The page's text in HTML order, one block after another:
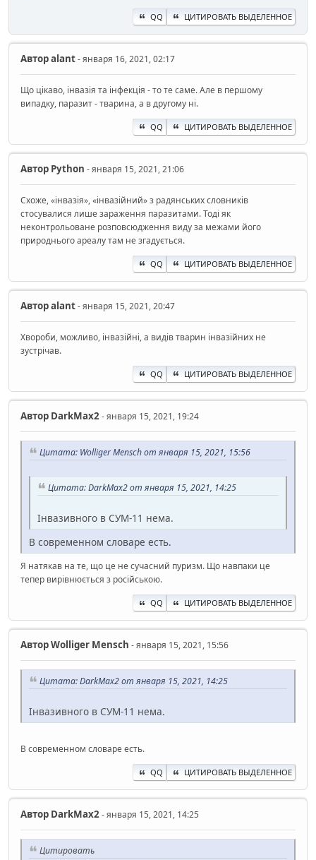
QQ ЦИТИРОВАТЬ ВЫДЕЛЕННОЕ
Авторalant- января 16, 2021, 02:17
Що цікаво, інвазія та інфекція - то те саме. Але в першому
випадку, паразит - тварина, а в другому ні.
QQ ЦИТИРОВАТЬ ВЫДЕЛЕННОЕ
Автор Python - января 15, 2021, 21:06
Схоже, «інвазія», «інвазійний» з радянських словників
стосувалися лише зараження паразитами. Тоді як
неконтрольоване розповсюдження виду за межами його
природнього ареалу там не згадується.
QQ ЦИТИРОВАТЬ ВЫДЕЛЕННОЕ
Авторalant- января 15, 2021, 20:47
Хвороби, можливо, інвазійні, а видів тварин інвазійних не
зустрічав.
QQ ЦИТИРОВАТЬ ВЫДЕЛЕННОЕ
Автор DarkMax2- января 15, 2021, 19:24
Цитата: Wolliger Mensch от января 15, 2021, 15:56
Цитата: DarkMax2 от января 15, 2021, 14:25
Інвазивного в СУМ-11 нема.
В современном словаре есть.
Я натякав на те, що це не сучасний пуризм. Що навпаки це
тепер вирівнюється з російською.
QQ ЦИТИРОВАТЬ ВЫДЕЛЕННОЕ
АвторWolliger Mensch - января 15, 2021, 15:56
Цитата: DarkMax2 от января 15, 2021, 14:25
Інвазивного в СУМ-11 нема.
В современном словаре есть.
QQ ЦИТИРОВАТЬ ВЫДЕЛЕННОЕ
Автор DarkMax2- января 15, 2021, 14:25
Цитировать